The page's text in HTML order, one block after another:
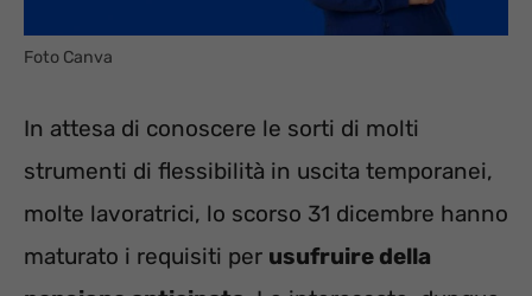
Foto Canva
In attesa di conoscere le sorti di molti
strumenti di flessibilità in uscita temporanei,
molte lavoratrici, lo scorso 31 dicembre hanno
maturato i requisiti per usufruire della